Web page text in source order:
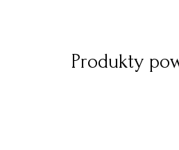
Produkty